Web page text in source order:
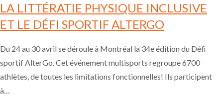
LA LITTÉRATIE PHYSIQUE INCLUSIVE
ET LE DÉFI SPORTIF ALTERGO
Du 24 au 30 avril se déroule à Montréal la 34e édition du Défi
sportif AlterGo. Cet événement multisports regroupe 6700
athlètes, de toutes les limitations fonctionnelles! Ils participent
à…